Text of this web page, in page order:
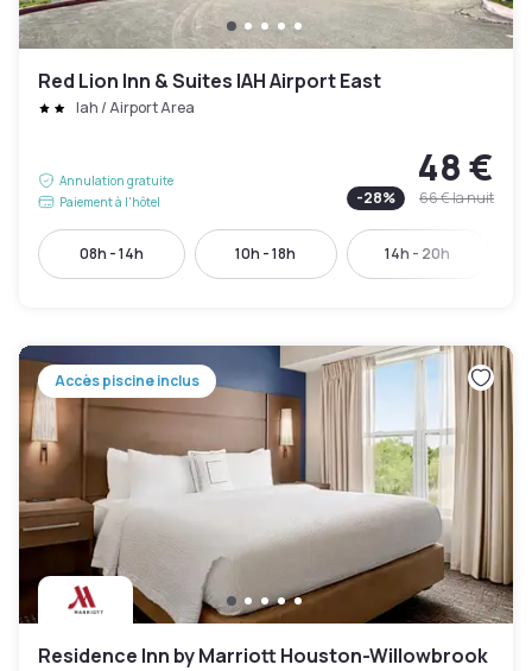
Red Lion Inn & Suites IAH Airport East
Iah / Airport Area
Annulation gratuite
Paiement à l'hôtel
48 €
-28% 66 €la nuit
08h - 14h 10h - 18h 14h - 20h
Accès piscine inclus
Residence Inn by Marriott Houston-Willowbrook